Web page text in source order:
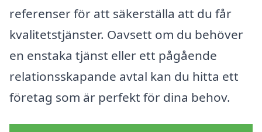
referenser för att säkerställa att du får
kvalitetstjänster. Oavsett om du behöver
en enstaka tjänst eller ett pågående
relationsskapande avtal kan du hitta ett
företag som är perfekt för dina behov.